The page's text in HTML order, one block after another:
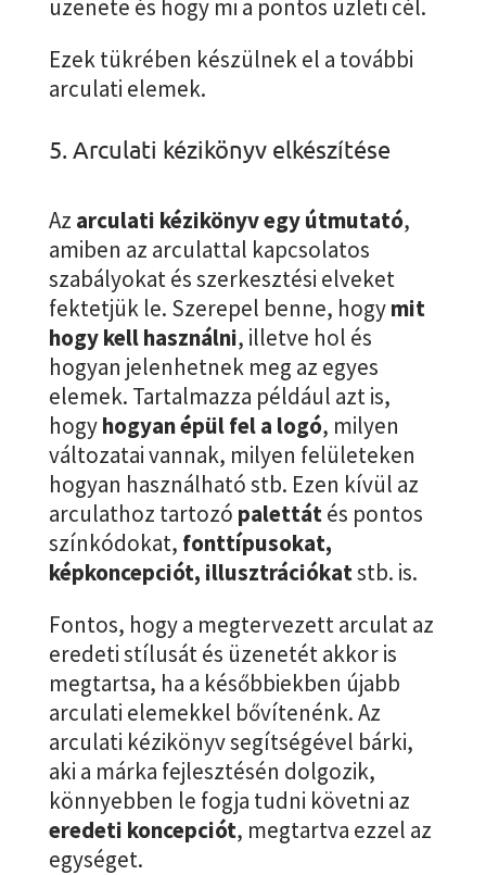
üzenete és hogy mi a pontos üzleti cél.
Ezek tükrében készülnek el a további
arculati elemek.
5. Arculati kézikönyv elkészítése
Az arculati kézikönyv egy útmutató,
amiben az arculattal kapcsolatos
szabályokat és szerkesztési elveket
fektetjük le. Szerepel benne, hogymit
hogy kell használni, illetve hol és
hogyan jelenhetnek meg az egyes
elemek. Tartalmazza például azt is,
hogyhogyan épül fel a logó, milyen
változatai vannak, milyen felületeken
hogyan használható stb. Ezen kívül az
arculathoz tartozó palettátés pontos
színkódokat, fonttípusokat,
képkoncepciót, illusztrációkatstb. is.
Fontos, hogy a megtervezett arculat az
eredeti stílusát és üzenetét akkor is
megtartsa, ha a későbbiekben újabb
arculati elemekkel bővítenénk. Az
arculati kézikönyv segítségével bárki,
aki a márka fejlesztésén dolgozik,
könnyebben le fogja tudni követni az
eredeti koncepciót, megtartva ezzel az
egységet.